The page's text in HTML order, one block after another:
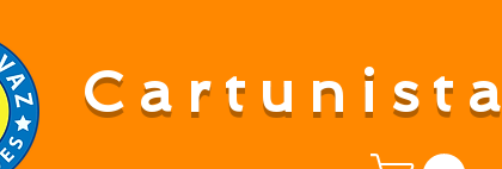
Cartunista